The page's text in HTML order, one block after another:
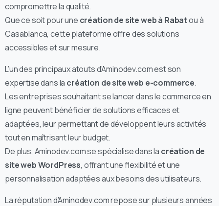
compromettre la qualité.
Que ce soit pour une création de site web à Rabatou à
Casablanca, cette plateforme offre des solutions
accessibles et sur mesure.
L’un des principaux atouts d’Aminodev.com est son
expertise dans la création de site web e-commerce.
Les entreprises souhaitant se lancer dans le commerce en
ligne peuvent bénéficier de solutions efficaces et
adaptées, leur permettant de développent leurs activités
tout en maîtrisant leur budget.
De plus, Aminodev.com se spécialise dans la création de
site web WordPress, offrant une flexibilité et une
personnalisation adaptées aux besoins des utilisateurs.
La réputation d’Aminodev.com repose sur plusieurs années